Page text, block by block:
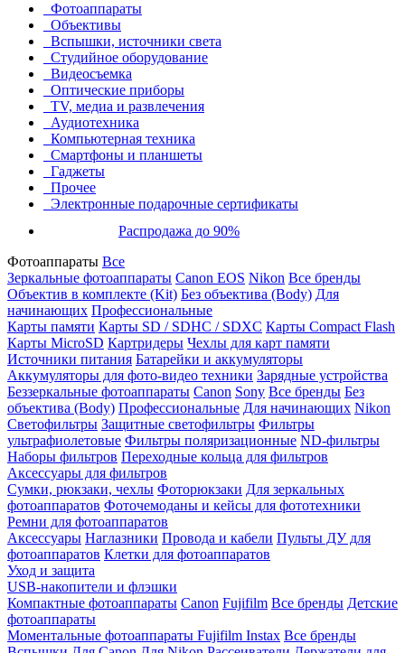
Фотоаппараты
Объективы
Вспышки, источники света
Студийное оборудование
Видеосъемка
Оптические приборы
TV, медиа и развлечения
Аудиотехника
Компьютерная техника
Смартфоны и планшеты
Гаджеты
Прочее
Электронные подарочные сертификаты
Распродажа до 90%
Фотоаппараты Все
Зеркальные фотоаппараты Canon EOS Nikon Все бренды
Объектив в комплекте (Kit) Без объектива (Body) Для
начинающих Профессиональные
Карты памяти Карты SD / SDHC / SDXC Карты Compact Flash
Карты MicroSD Картридеры Чехлы для карт памяти
Источники питания Батарейки и аккумуляторы
Аккумуляторы для фото-видео техники Зарядные устройства
Беззеркальные фотоаппараты Canon Sony Все бренды Без
объектива (Body) Профессиональные Для начинающих Nikon
Светофильтры Защитные светофильтры Фильтры
ультрафиолетовые Фильтры поляризационные ND-фильтры
Наборы фильтров Переходные кольца для фильтров
Аксессуары для фильтров
Сумки, рюкзаки, чехлы Фоторюкзаки Для зеркальных
фотоаппаратов Фоточемоданы и кейсы для фототехники
Ремни для фотоаппаратов
Аксессуары Наглазники Провода и кабели Пульты ДУ для
фотоаппаратов Клетки для фотоаппаратов
Уход и защита
USB-накопители и флэшки
Компактные фотоаппараты Canon Fujifilm Все бренды Детские
фотоаппараты
Моментальные фотоаппараты Fujifilm Instax Все бренды